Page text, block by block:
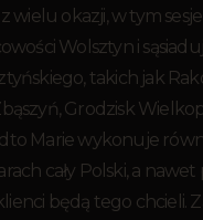
wielu okazji, w tym
Wolsztyn i
takich jak
Grodzisk
Marie wykonuje
cały Polski, a nawet
będą tego chcieli.